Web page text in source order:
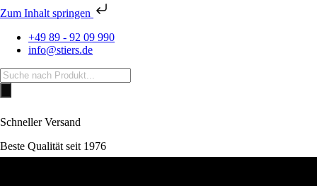
Zum Inhalt springen
+49 89 - 92 09 990
info@stiers.de
Products
search
Schneller Versand
Beste Qualität seit 1976